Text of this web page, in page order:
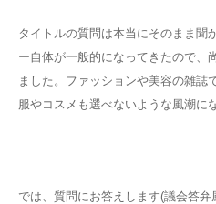
タイトルの質問は本当にそのまま聞
ー自体が一般的になってきたので、
ました。ファッションや美容の雑誌
服やコスメも選べないような風潮に
では、質問にお答えします(議会答弁